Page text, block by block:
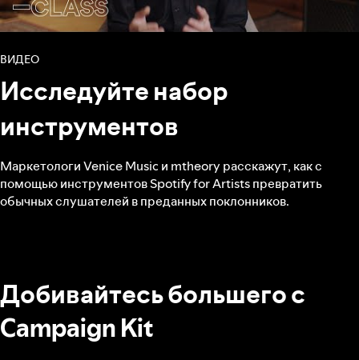
ВИДЕО
Исследуйте набор
инструментов
Маркетологи Venice Music и mtheory расскажут, как с
помощью инструментов Spotify for Artists превратить
обычных слушателей в преданных поклонников.
Добивайтесь большего с
Campaign Kit